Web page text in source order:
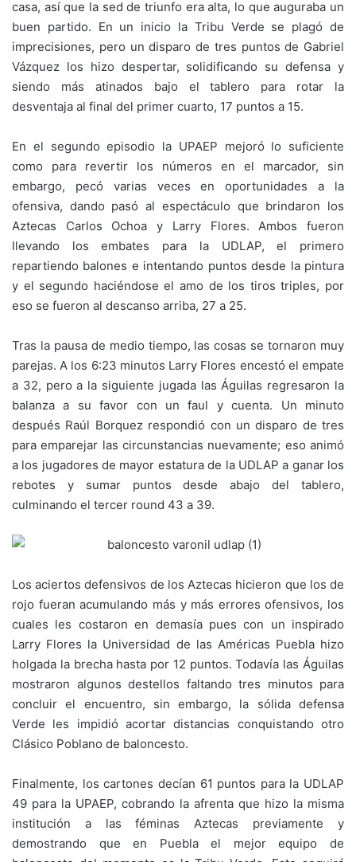
casa, así que la sed de triunfo era alta, lo que auguraba un
buen partido. En un inicio la Tribu Verde se plagó de
imprecisiones, pero un disparo de tres puntos de Gabriel
Vázquez los hizo despertar, solidificando su defensa y
siendo más atinados bajo el tablero para rotar la
desventaja al final del primer cuarto, 17 puntos a 15.
En el segundo episodio la UPAEP mejoró lo suficiente
como para revertir los números en el marcador, sin
embargo, pecó varias veces en oportunidades a la
ofensiva, dando pasó al espectáculo que brindaron los
Aztecas Carlos Ochoa y Larry Flores. Ambos fueron
llevando los embates para la UDLAP, el primero
repartiendo balones e intentando puntos desde la pintura
y el segundo haciéndose el amo de los tiros triples, por
eso se fueron al descanso arriba, 27 a 25.
Tras la pausa de medio tiempo, las cosas se tornaron muy
parejas. A los 6:23 minutos Larry Flores encestó el empate
a 32, pero a la siguiente jugada las Águilas regresaron la
balanza a su favor con un faul y cuenta. Un minuto
después Raúl Borquez respondió con un disparo de tres
para emparejar las circunstancias nuevamente; eso animó
a los jugadores de mayor estatura de la UDLAP a ganar los
rebotes y sumar puntos desde abajo del tablero,
culminando el tercer round 43 a 39.
Los aciertos defensivos de los Aztecas hicieron que los de
rojo fueran acumulando más y más errores ofensivos, los
cuales les costaron en demasía pues con un inspirado
Larry Flores la Universidad de las Américas Puebla hizo
holgada la brecha hasta por 12 puntos. Todavía las Águilas
mostraron algunos destellos faltando tres minutos para
concluir el encuentro, sin embargo, la sólida defensa
Verde les impidió acortar distancias conquistando otro
Clásico Poblano de baloncesto.
Finalmente, los cartones decían 61 puntos para la UDLAP
49 para la UPAEP, cobrando la afrenta que hizo la misma
institución a las féminas Aztecas previamente y
demostrando que en Puebla el mejor equipo de